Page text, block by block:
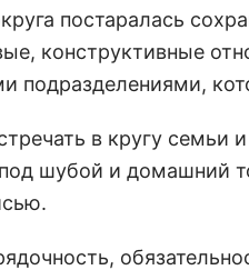
постаралась
конструктивные
подразделениями,
в кругу семьи
шубой и домашний